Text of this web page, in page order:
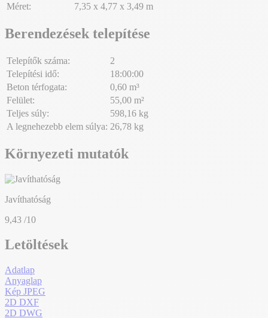
Méret:
7,35 x 4,77 x 3,49 m
Berendezések telepítése
Telepítők száma:
2
Telepítési idő:
18:00:00
Beton térfogata:
0,60 m³
Felület:
55,00 m²
Teljes súly:
598,16 kg
A legnehezebb elem súlya: 26,78 kg
Környezeti mutatók
Javíthatóság
9,43 /10
Letöltések
Adatlap
Anyaglap
Kép JPEG
2D DXF
2D DWG